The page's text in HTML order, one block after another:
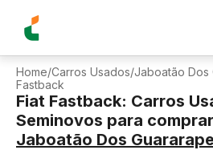
Home/Carros Usados/Jaboatão Dos
Fastback
Fiat Fastback: Carros
Seminovos para comprar
Jaboatão Dos